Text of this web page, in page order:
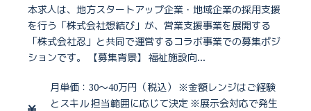
本求人は、地方スタートアップ企業・地域企業の採用支援
を行う「株式会社想結び」が、営業支援事業を展開する
「株式会社忍」と共同で運営するコラボ事業での募集ポジ
ションです。 【募集背景】 福祉施設向...
月単価：30〜40万円（税込） ※金額レンジはご経験
とスキル 担当範囲に応じて決定 ※展示会対応で発生